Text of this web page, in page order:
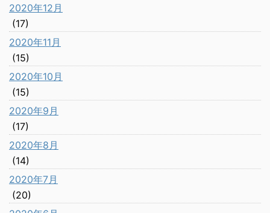
2020年12月
(17)
2020年11月
(15)
2020年10月
(15)
2020年9月
(17)
2020年8月
(14)
2020年7月
(20)